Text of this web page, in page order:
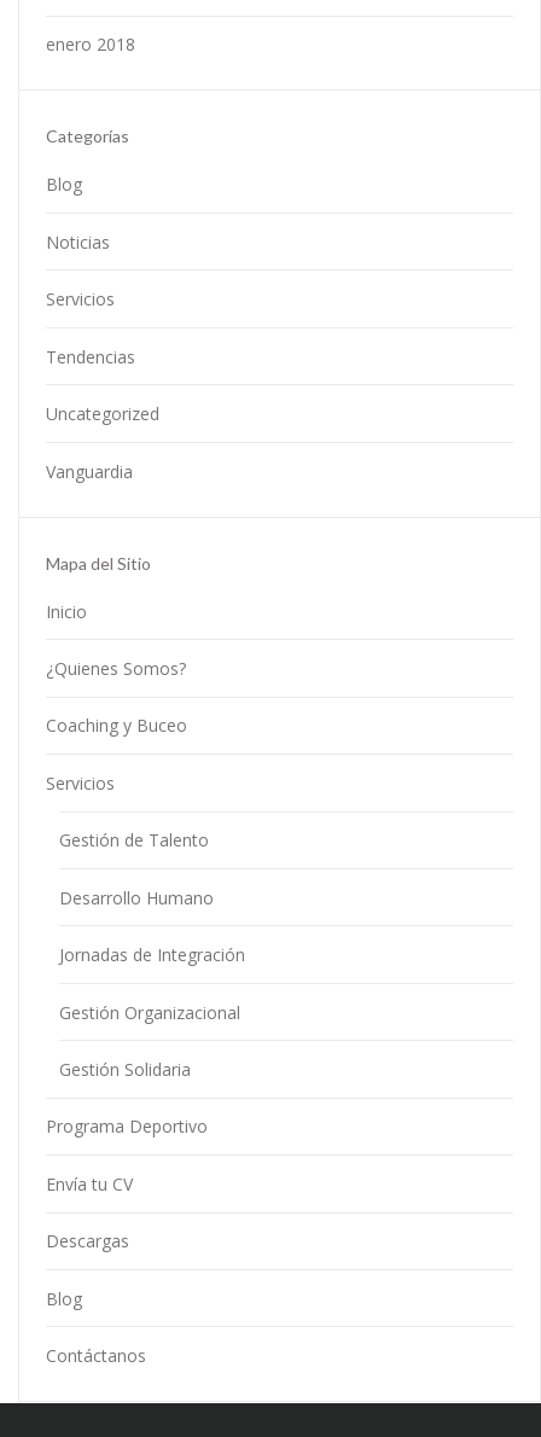
enero 2018
Categorías
Blog
Noticias
Servicios
Tendencias
Uncategorized
Vanguardia
Mapa del Sitio
Inicio
¿Quienes Somos?
Coaching y Buceo
Servicios
Gestión de Talento
Desarrollo Humano
Jornadas de Integración
Gestión Organizacional
Gestión Solidaria
Programa Deportivo
Envía tu CV
Descargas
Blog
Contáctanos